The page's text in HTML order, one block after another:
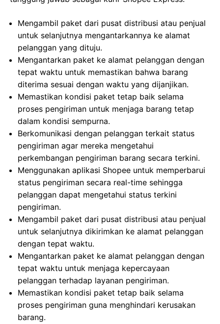
Mengambil paket dari pusat distribusi atau penjual
untuk selanjutnya mengantarkannya ke alamat
pelanggan yang dituju.
Mengantarkan paket ke alamat pelanggan dengan
tepat waktu untuk memastikan bahwa barang
diterima sesuai dengan waktu yang dijanjikan.
Memastikan kondisi paket tetap baik selama
proses pengiriman untuk menjaga barang tetap
dalam kondisi sempurna.
Berkomunikasi dengan pelanggan terkait status
pengiriman agar mereka mengetahui
perkembangan pengiriman barang secara terkini.
Menggunakan aplikasi Shopee untuk memperbarui
status pengiriman secara real-time sehingga
pelanggan dapat mengetahui status terkini
pengiriman.
Mengambil paket dari pusat distribusi atau penjual
untuk selanjutnya dikirimkan ke alamat pelanggan
dengan tepat waktu.
Mengantarkan paket ke alamat pelanggan dengan
tepat waktu untuk menjaga kepercayaan
pelanggan terhadap layanan pengiriman.
Memastikan kondisi paket tetap baik selama
proses pengiriman guna menghindari kerusakan
barang.